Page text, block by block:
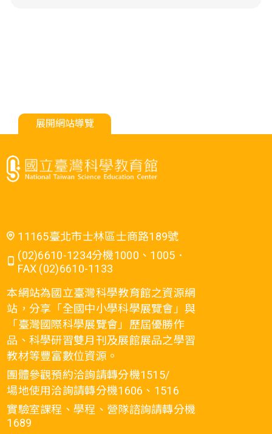
展開網站導覽
11165臺北市士林區士商路189號
(02)6610-1234分機1000、1005．
FAX (02)6610-1133
本網站為國立臺灣科學教育館之資源網
站，分享「全國中小學科學展覽會」與
「臺灣國際科學展覽會」歷屆優勝作
品、科學研習雙月刊及展館展品之學習
教材等豐富數位資源。
團體參觀預約洽詢請轉分機1515/
場地使用洽詢請轉分機1606、1516
實驗室課程、學程、營隊諮詢請轉分機
1689